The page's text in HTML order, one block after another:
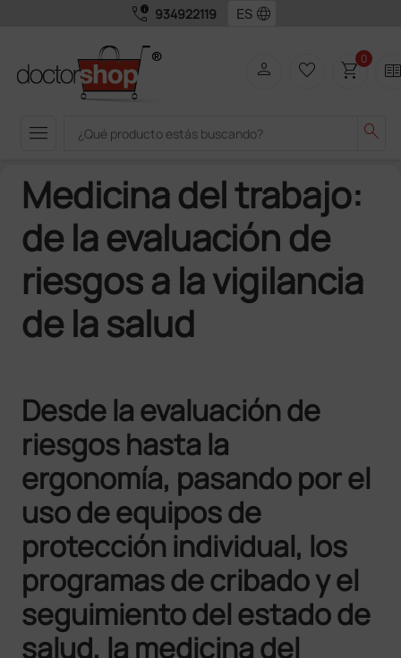
call_quality 934922119 language
menu search
person favorite_border shopping_cart0
Medicina del trabajo:
de la evaluación de
riesgos a la vigilancia
de la salud
Desde la evaluación de
riesgos hasta la
ergonomía, pasando por el
uso de equipos de
protección individual, los
programas de cribado y el
seguimiento del estado de
salud, la medicina del